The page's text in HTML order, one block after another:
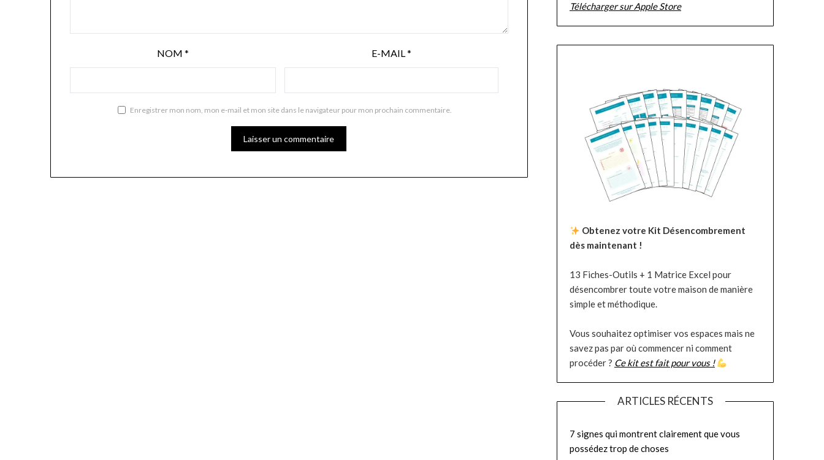
NOM* E-MAIL*
Enregistrer mon nom, mon e-mail et mon site dans le navigateur pour mon prochain commentaire.
Télécharger sur Apple Store
Obtenez votre Kit Désencombrement
dès maintenant !
13 Fiches-Outils + 1 Matrice Excel pour
désencombrer toute votre maison de manière
simple et méthodique.
Vous souhaitez optimiser vos espaces mais ne
savez pas par où commencer ni comment
procéder ? Ce kit est fait pour vous !
ARTICLES RÉCENTS
7 signes qui montrent clairement que vous
possédez trop de choses